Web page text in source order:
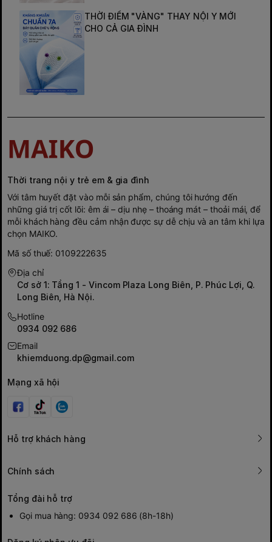
THỜI ĐIỂM "VÀNG" THAY NỘI Y MỚI
CHO CẢ GIA ĐÌNH
Thời trang nội y trẻ em & gia đình
Với tâm huyết đặt vào mỗi sản phẩm, chúng tôi hướng đến
những giá trị cốt lõi: êm ái – dịu nhẹ – thoáng mát – thoải mái, để
mỗi khách hàng đều cảm nhận được sự dễ chịu và an tâm khi lựa
chọn MAIKO.
Mã số thuế: 0109222635
Địa chỉ
Cơ sở 1: Tầng 1 - Vincom Plaza Long Biên, P. Phúc Lợi, Q.
Long Biên, Hà Nội.
Hotline
0934 092 686
Email
khiemduong.dp@gmail.com
Mạng xã hội
Hỗ trợ khách hàng
Chính sách
Tổng đài hỗ trợ
Gọi mua hàng: 0934 092 686 (8h-18h)